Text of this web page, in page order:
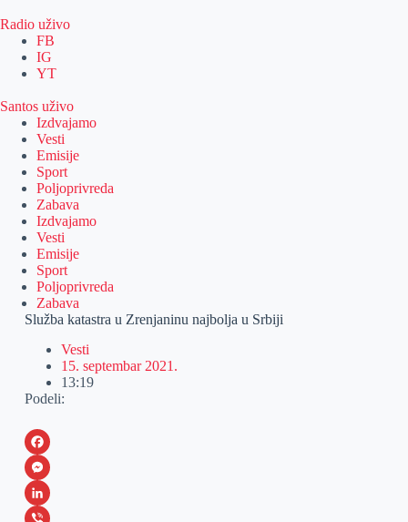
Radio uživo
FB
IG
YT
Santos uživo
Izdvajamo
Vesti
Emisije
Sport
Poljoprivreda
Zabava
Izdvajamo
Vesti
Emisije
Sport
Poljoprivreda
Zabava
Služba katastra u Zrenjaninu najbolja u Srbiji
Vesti
15. septembar 2021.
13:19
Podeli:
F
a
c
M
eL